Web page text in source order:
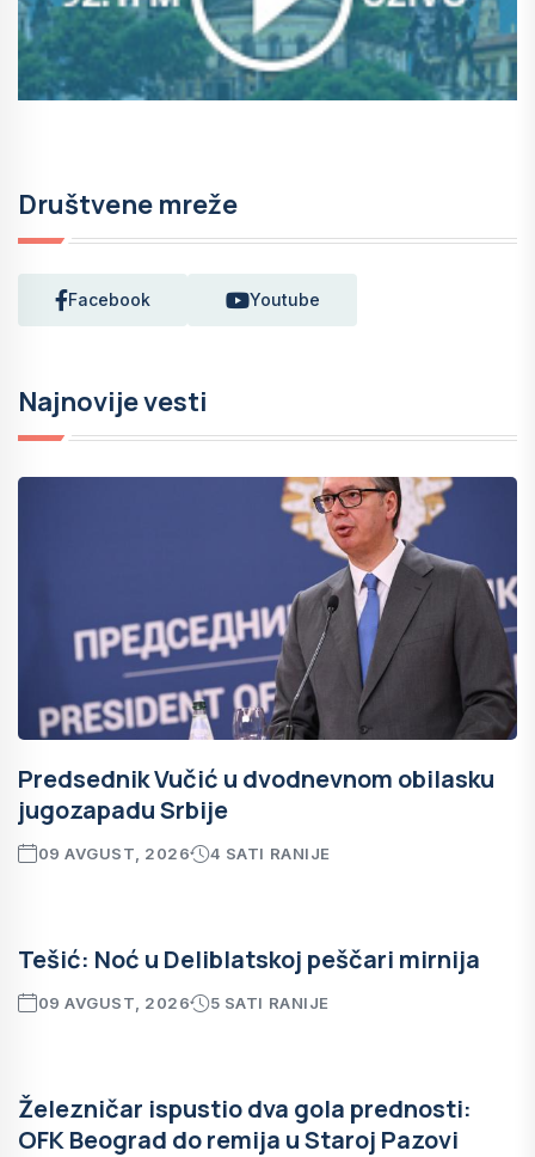
Društvene mreže
Facebook Youtube
Najnovije vesti
Predsednik Vučić u dvodnevnom obilasku
jugozapadu Srbije
09 AVGUST, 2026 4 SATI RANIJE
Tešić: Noć u Deliblatskoj peščari mirnija
09 AVGUST, 2026 5 SATI RANIJE
Železničar ispustio dva gola prednosti:
OFK Beograd do remija u Staroj Pazovi